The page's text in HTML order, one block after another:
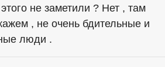
не заметили ? Нет , там
, не очень бдительные и
люди .